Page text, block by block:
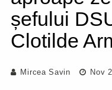
șefului
Clotilde
Mircea Savin Nov